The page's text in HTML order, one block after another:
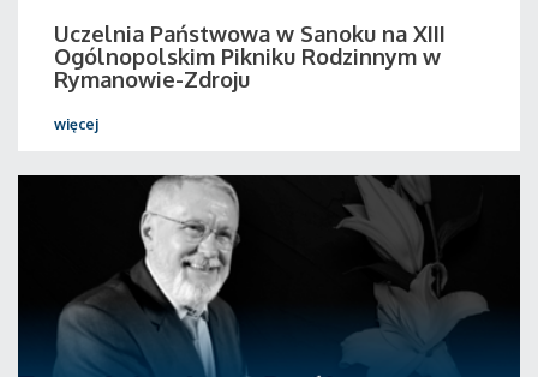
Uczelnia Państwowa w Sanoku na XIII
Ogólnopolskim Pikniku Rodzinnym w
Rymanowie-Zdroju
więcej